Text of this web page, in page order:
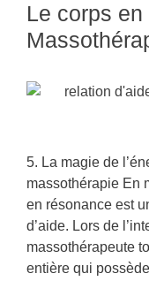
Le corps
5. La magie de
massothérapie En
en résonance est
d’aide. Lors de
massothérapeute
entière qui